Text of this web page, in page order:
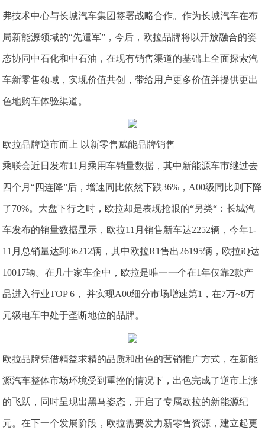
弗技术中心与长城汽车集团签署战略合作。作为长城汽车在布
局新能源领域的“先遣军”，今后，欧拉品牌将以开放融合的姿
态协同中石化和中石油，在现有销售渠道的基础上全面探索汽
车新零售领域，实现价值共创，带给用户更多价值并提供更出
色地购车体验渠道。
欧拉品牌逆市而上 以新零售赋能品牌销售
乘联会近日发布11月乘用车销量数据，其中新能源车市继过去
四个月“四连降”后，增速同比依然下跌36%，A00级同比则下降
了70%。大盘下行之时，欧拉却是表现抢眼的“另类“：长城汽
车发布的销量数据显示，欧拉11月销售新车达2252辆，今年1-
11月总销量达到36212辆，其中欧拉R1售出26195辆，欧拉iQ达
10017辆。在几十家车企中，欧拉是唯一一个在1年仅靠2款产
品进入行业TOP 6， 并实现A00细分市场增速第1，在7万~8万
元级电车中处于垄断地位的品牌。
欧拉品牌凭借精益求精的品质和出色的营销推广方式，在新能
源汽车整体市场环境受到重挫的情况下，出色完成了逆市上涨
的飞跃，同时呈现出黑马姿态，开启了专属欧拉的新能源纪
元。在下一个发展阶段，欧拉需要发力新零售资源，建立起更